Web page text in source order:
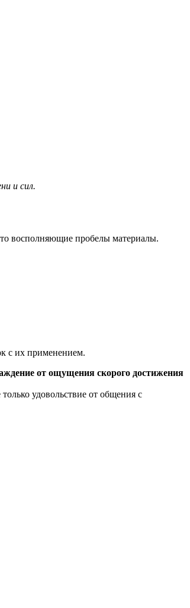
и сил.
то восполняющие пробелы материалы.
с их применением.
от ощущения скорого достижения
удовольствие от общения с